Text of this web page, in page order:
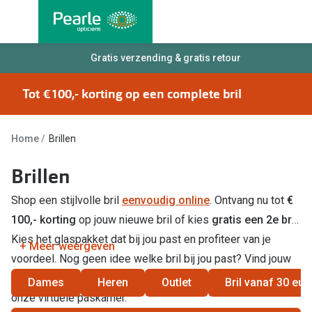
inhoud
Kinderbrillen
Soorten brillen
Bril op sterkte
Multifocale bril
Blauw-violet licht bril
Computerbril
Harde
Gratis verzending & gratis retour
Tot €100,- korting op een complete bril
Home Brillen
Brillen
Shop een stijlvolle bril eenvoudig online. Ontvang nu tot €
100,- korting op jouw nieuwe bril of kies gratis een 2e bril.
Kies het glaspakket dat bij jou past en profiteer van je
voordeel. Nog geen idee welke bril bij jou past? Vind jouw
perfecte bril met
onze matchfinderof pas de bril onlinein
onze virtuele paskamer.
+ Meer weergeven
Dames Heren Outlet Bril vanaf 30